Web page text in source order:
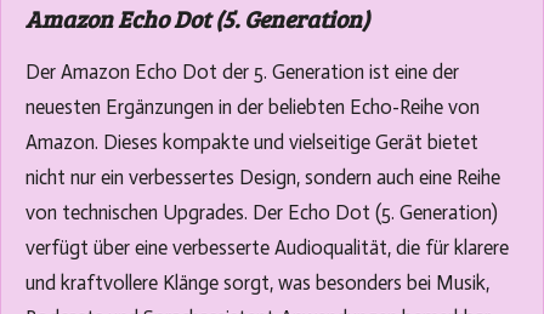
Amazon Echo Dot (5. Generation)
Der Amazon Echo Dot der 5. Generation ist eine der
neuesten Ergänzungen in der beliebten Echo-Reihe von
Amazon. Dieses kompakte und vielseitige Gerät bietet
nicht nur ein verbessertes Design, sondern auch eine Reihe
von technischen Upgrades. Der Echo Dot (5. Generation)
verfügt über eine verbesserte Audioqualität, die für klarere
und kraftvollere Klänge sorgt, was besonders bei Musik,